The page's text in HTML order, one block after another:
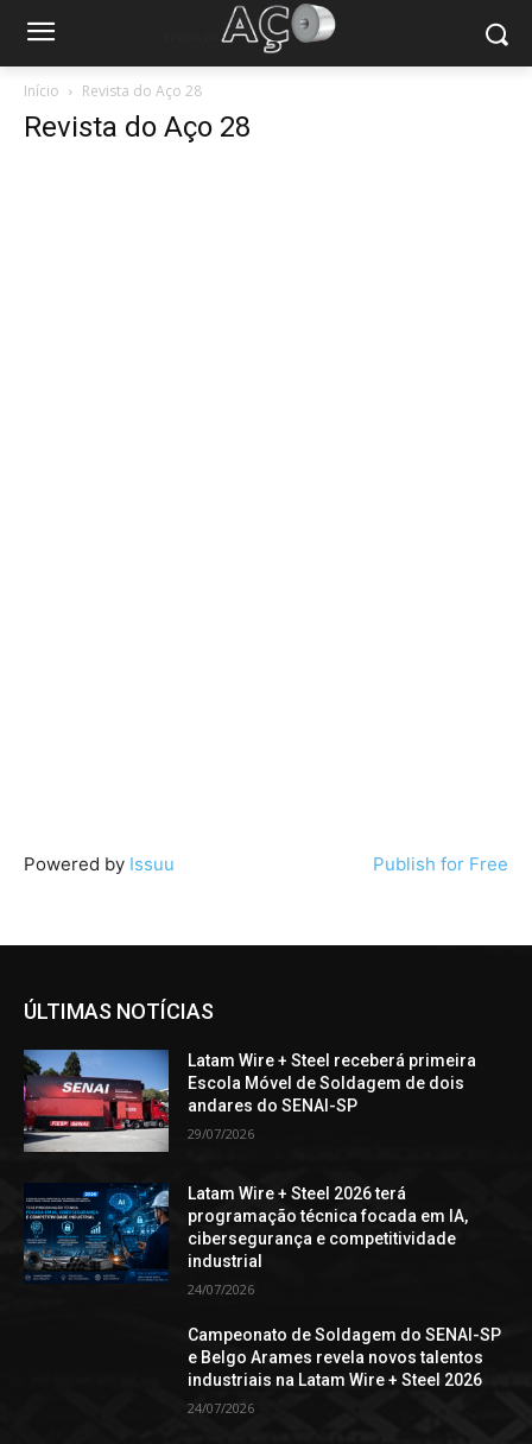
Início Revista do Aço 28
Revista do Aço 28
Powered by Issuu Publish for Free
ÚLTIMAS NOTÍCIAS
Latam Wire + Steel receberá primeira
Escola Móvel de Soldagem de dois
andares do SENAI-SP
29/07/2026
Latam Wire + Steel 2026 terá
programação técnica focada em IA,
cibersegurança e competitividade
industrial
24/07/2026
Campeonato de Soldagem do SENAI-SP
e Belgo Arames revela novos talentos
industriais na Latam Wire + Steel 2026
24/07/2026